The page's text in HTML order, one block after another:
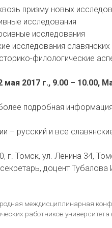
призму новых
исследования
исследования
исследования
филологические
мая 2017 г., 9.00 – 10.00,
подробная
– русский и все
г. Томск, ул. Ленина 34,
доцент
междисциплинарная
работников